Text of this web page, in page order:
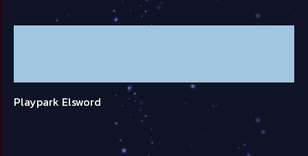
Playpark Elsword